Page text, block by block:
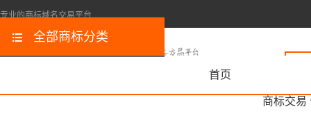
专业的商标域名交易平台
首页
商标交易
全部商标分类